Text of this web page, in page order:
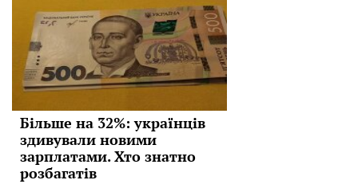
Більше на 32%: українців
здивували новими
зарплатами. Хто знатно
розбагатів